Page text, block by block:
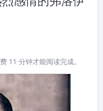
11 分钟才能阅读完成。